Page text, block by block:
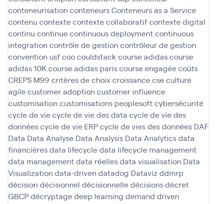
conteneurisation conteneursConteneurs as a Service
contenu contextecontexte collaboratifcontexte digital
continu continuecontinuous deploymentcontinuous
integration contrôle de gestion contrôleur de gestion
convention usfcoocouldstack course adidascourse
adidas 10K course adidas pariscourse engagéecoûts
CREPS M99 critères de choix croissancecseculture
agilecustomer adoption customer influence
customisation customisations peoplesoftcybersécurité
cycle de viecycle de vie des data cycle de vie des
donnéescycle de vie ERPcycle de vies des données DAF
Data Data Analyse Data Analysis Data Analyticsdata
financièresdata lifecycledata lifecycle management
data managementdata réellesdata visualisation Data
Visualization data-driven datadog Datavizddmrp
décision décisionnel décisionnelledécisionsdécret
GBCPdécryptagedeep learning demand driven